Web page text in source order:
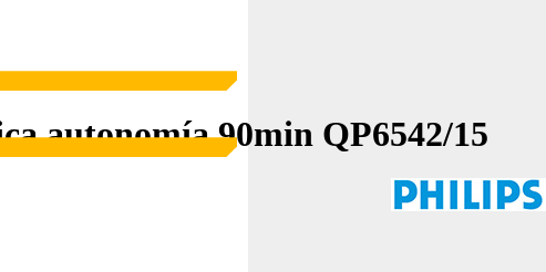
autonomía 90min QP6542/15